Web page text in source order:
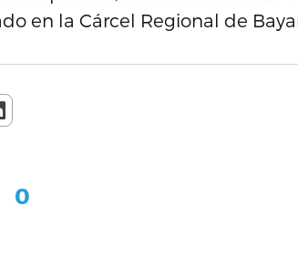
en la Cárcel Regional de
0